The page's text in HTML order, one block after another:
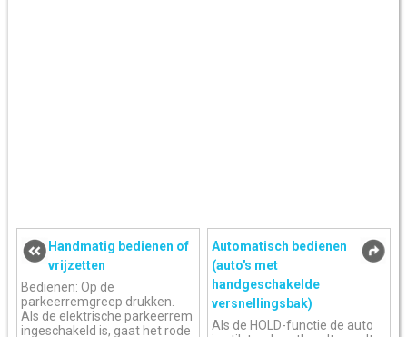
Handmatig bedienen of
vrijzetten
Bedienen: Op de
parkeerremgreep drukken.
Als de elektrische parkeerrem
ingeschakeld is, gaat het rode
Automatisch bedienen
(auto's met
handgeschakelde
versnellingsbak)
Als de HOLD-functie de auto